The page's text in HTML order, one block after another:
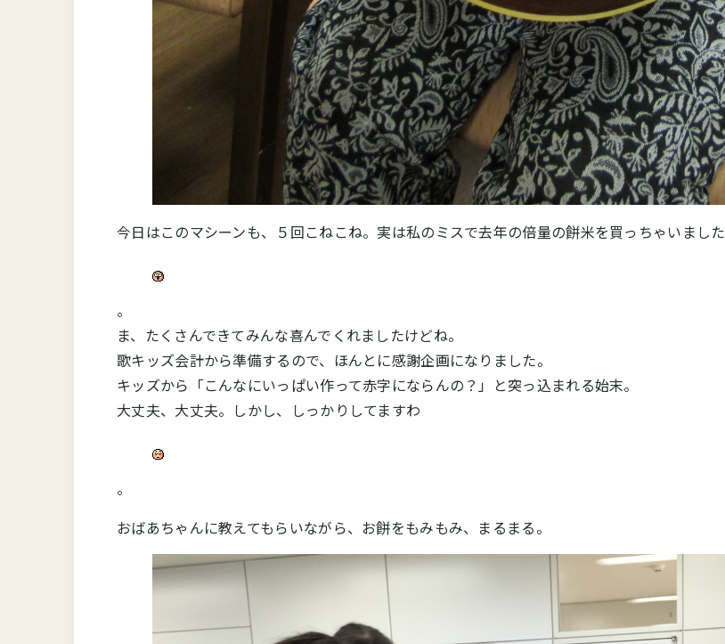
今日はこのマシーンも、５回こねこね。実は私のミスで去年の倍量の餅米を買っちゃいました
。
ま、たくさんできてみんな喜んでくれましたけどね。
歌キッズ会計から準備するので、ほんとに感謝企画になりました。
キッズから「こんなにいっぱい作って赤字にならんの？」と突っ込まれる始末。
大丈夫、大丈夫。しかし、しっかりしてますわ
。
おばあちゃんに教えてもらいながら、お餅をもみもみ、まるまる。